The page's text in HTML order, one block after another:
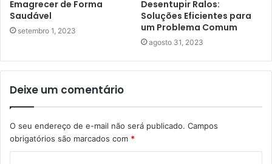
Emagrecer de Forma
Saudável
setembro 1, 2023
Desentupir Ralos:
Soluções Eficientes para
um Problema Comum
agosto 31, 2023
Deixe um comentário
O seu endereço de e-mail não será publicado. Campos
obrigatórios são marcados com *